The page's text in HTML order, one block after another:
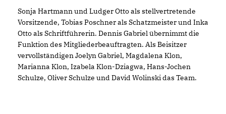
Sonja Hartmann und Ludger Otto als stellvertretende
Vorsitzende, Tobias Poschner als Schatzmeister und Inka
Otto als Schriftführerin. Dennis Gabriel übernimmt die
Funktion des Mitgliederbeauftragten. Als Beisitzer
vervollständigen Joelyn Gabriel, Magdalena Klon,
Marianna Klon, Izabela Klon-Dziagwa, Hans-Jochen
Schulze, Oliver Schulze und David Wolinski das Team.